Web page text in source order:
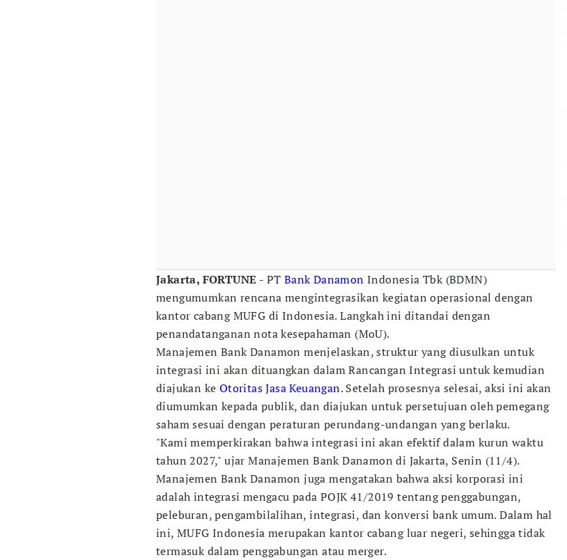
Jakarta, FORTUNE - PT Bank Danamon Indonesia Tbk (BDMN)
mengumumkan rencana mengintegrasikan kegiatan operasional dengan
kantor cabang MUFG di Indonesia. Langkah ini ditandai dengan
penandatanganan nota kesepahaman (MoU).
Manajemen Bank Danamon menjelaskan, struktur yang diusulkan untuk
integrasi ini akan dituangkan dalam Rancangan Integrasi untuk kemudian
diajukan ke Otoritas Jasa Keuangan. Setelah prosesnya selesai, aksi ini akan
diumumkan kepada publik, dan diajukan untuk persetujuan oleh pemegang
saham sesuai dengan peraturan perundang-undangan yang berlaku.
"Kami memperkirakan bahwa integrasi ini akan efektif dalam kurun waktu
tahun 2027," ujar Manajemen Bank Danamon di Jakarta, Senin (11/4).
Manajemen Bank Danamon juga mengatakan bahwa aksi korporasi ini
adalah integrasi mengacu pada POJK 41/2019 tentang penggabungan,
peleburan, pengambilalihan, integrasi, dan konversi bank umum. Dalam hal
ini, MUFG Indonesia merupakan kantor cabang luar negeri, sehingga tidak
termasuk dalam penggabungan atau merger.